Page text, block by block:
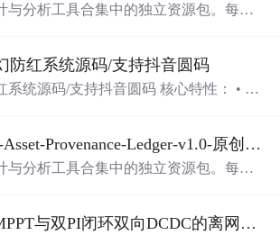
与分析工具合集中的独立资源包。每个
明、功能清单、MIT License及原创与授
project目录，执行npm test验证算法，
方截图、论文、生产日志或其他受限素
、AI应用工程、测试审计和课程实践。
防红系统源码/支持抖音圆码
码/支持抖音圆码 核心特性： • 多
析报表 • 积分系统+邀请返利，运营利器
Video-Media-Asset-Provenance-Ledger-v1.0-原创源码与文档.zip
与分析工具合集中的独立资源包。每个
明、功能清单、MIT License及原创与授
基于 Boost MPPT与双PI闭环双向DCDC的离网光伏储能系统动力学建模及稳态特性分析（Simulink仿真实现）